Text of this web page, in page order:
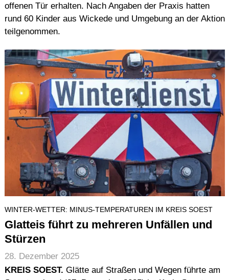
offenen Tür erhalten. Nach Angaben der Praxis hatten
rund 60 Kinder aus Wickede und Umgebung an der Aktion
teilgenommen.
WINTER-WETTER: MINUS-TEMPERATUREN IM KREIS SOEST
Glatteis führt zu mehreren Unfällen und
Stürzen
28. Dezember 2025
KREIS SOEST. Glätte auf Straßen und Wegen führte am